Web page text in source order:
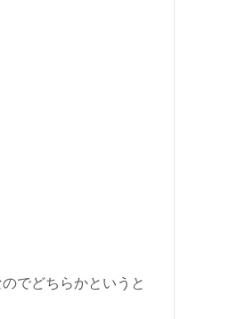
でどちらかというと